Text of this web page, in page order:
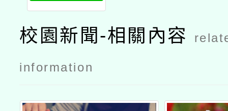
令諮詢
校園新聞-相關內容
information